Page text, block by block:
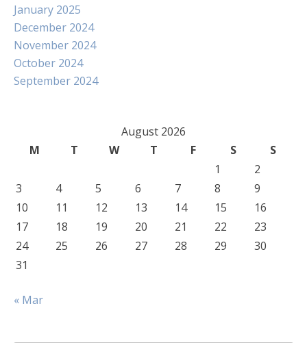
January 2025
December 2024
November 2024
October 2024
September 2024
August 2026
M
T W T F S
S
1
2
3
4 5 6 7 8
9
10
11 12 13 14 15
16
17
18 19 20 21 22
23
24
25 26 27 28 29
30
31
« Mar